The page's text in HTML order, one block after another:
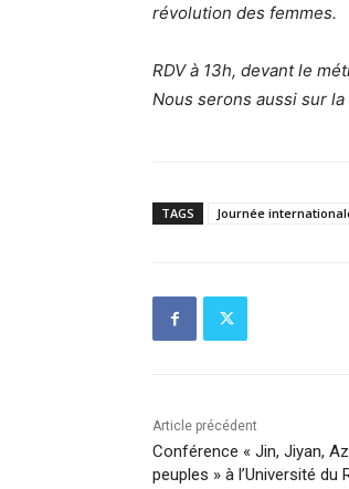
révolution des femmes.
RDV à 13h, devant le
Nous serons aussi sur
TAGS Journée
Article précédent
Conférence « Jin, Jiyan,
peuples » à l’Université du